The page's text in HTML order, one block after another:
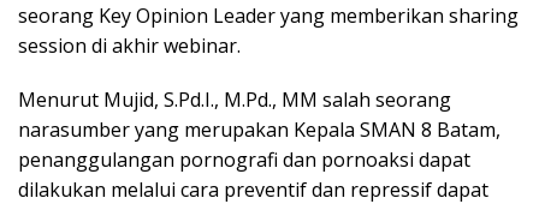
seorang Key Opinion Leader yang memberikan sharing
session di akhir webinar.
Menurut Mujid, S.Pd.I., M.Pd., MM salah seorang
narasumber yang merupakan Kepala SMAN 8 Batam,
penanggulangan pornografi dan pornoaksi dapat
dilakukan melalui cara preventif dan repressif dapat